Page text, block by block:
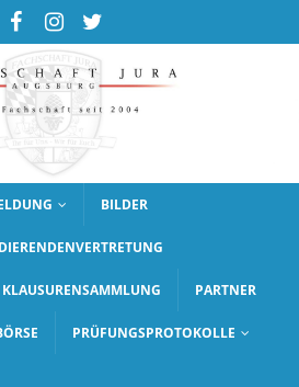
BILDER
KLAUSURENSAMMLUNG PARTNER
PRÜFUNGSPROTOKOLLE